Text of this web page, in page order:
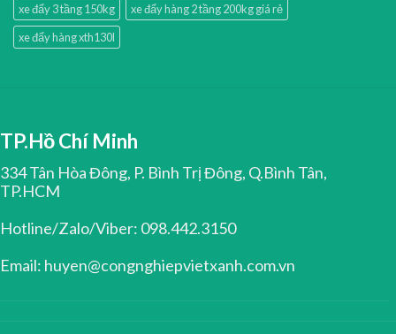
xe đẩy 3 tầng 150kg
xe đẩy hàng 2 tầng 200kg giá rẻ
xe đẩy hàng xth130l
TP.Hồ Chí Minh
334 Tân Hòa Đông, P. Bình Trị Đông, Q.Bình Tân,
TP.HCM
Hotline/Zalo/Viber: 098.442.3150
Email: huyen@congnghiepvietxanh.com.vn